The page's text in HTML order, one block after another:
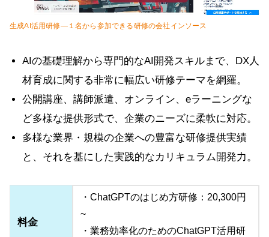
生成AI活用研修―１名から参加できる研修の会社インソース
AIの基礎理解から専門的なAI開発スキルまで、DX人
材育成に関する非常に幅広い研修テーマを網羅。
公開講座、講師派遣、オンライン、eラーニングな
ど多様な提供形式で、企業のニーズに柔軟に対応。
多様な業界・規模の企業への豊富な研修提供実績
と、それを基にした実践的なカリキュラム開発力。
料金
・ChatGPTのはじめ方研修：20,300円
~
・業務効率化のためのChatGPT活用研